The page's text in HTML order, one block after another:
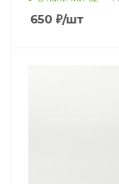
650 ₽/шт